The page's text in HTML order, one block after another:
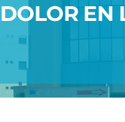
DOLOR EN